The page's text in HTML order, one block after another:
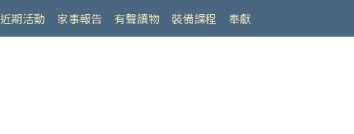
近期活動 家事報告 有聲讀物 裝備課程 奉獻